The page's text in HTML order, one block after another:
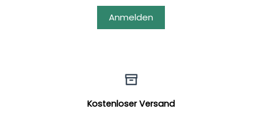
Anmelden
Kostenloser Versand